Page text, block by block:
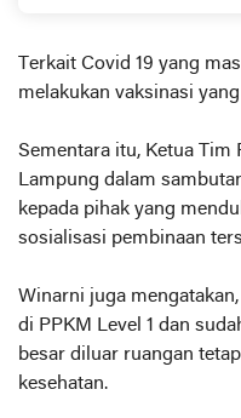
Terkait Covid 19 yang
melakukan vaksinasi
Sementara itu, Ketua Tim
Lampung dalam
kepada pihak yang
sosialisasi pembinaan
Winarni juga
di PPKM Level 1 dan
besar diluar ruangan
kesehatan.